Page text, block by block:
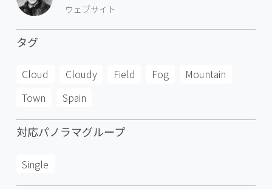
ウェブサイト
タグ
Cloud Cloudy Field Fog
Mountain
Town
Spain
対応パノラマグループ
Single